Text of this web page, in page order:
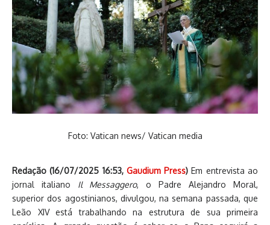
Foto: Vatican news/ Vatican media
Redação (16/07/2025 16:53, Gaudium Press)Em entrevista ao
jornal italiano Il Messaggero, o Padre Alejandro Moral,
superior dos agostinianos, divulgou, na semana passada, que
Leão XIV está trabalhando na estrutura de sua primeira